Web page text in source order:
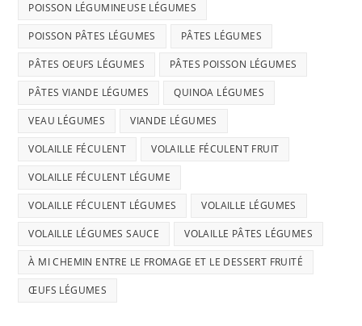
POISSON LÉGUMINEUSE LÉGUMES
POISSON PÂTES LÉGUMES PÂTES LÉGUMES
PÂTES OEUFS LÉGUMES PÂTES POISSON LÉGUMES
PÂTES VIANDE LÉGUMES QUINOA LÉGUMES
VEAU LÉGUMES VIANDE LÉGUMES
VOLAILLE FÉCULENT VOLAILLE FÉCULENT FRUIT
VOLAILLE FÉCULENT LÉGUME
VOLAILLE FÉCULENT LÉGUMES VOLAILLE LÉGUMES
VOLAILLE LÉGUMES SAUCE VOLAILLE PÂTES LÉGUMES
À MI CHEMIN ENTRE LE FROMAGE ET LE DESSERT FRUITÉ
ŒUFS LÉGUMES